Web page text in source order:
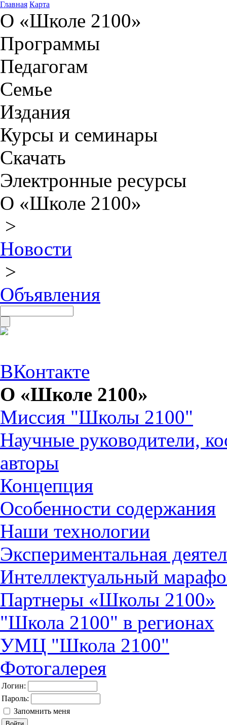
Главная Карта
О «Школе 2100»
Программы
Педагогам
Семье
Издания
Курсы и семинары
Скачать
Электронные ресурсы
О «Школе 2100»
>
Новости
>
Объявления
ВКонтакте
О «Школе 2100»
Миссия "Школы 2100"
Научные руководители,
авторы
Концепция
Особенности содержания
Наши технологии
Экспериментальная
Интеллектуальный
Партнеры «Школы 2100»
"Школа 2100" в регионах
УМЦ "Школа 2100"
Фотогалерея
Логин:
Пароль:
Запомнить меня